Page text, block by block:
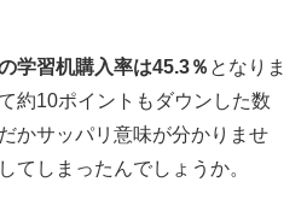
学習机購入率は45.3％ となりま
約10ポイントもダウンした数
かサッパリ意味が分かりませ
てしまったんでしょうか。